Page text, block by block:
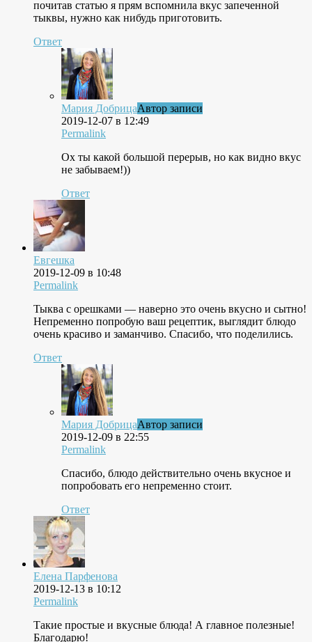
почитав статью я прям вспомнила вкус запеченной
тыквы, нужно как нибудь приготовить.
Ответ
Мария ДобрицаАвтор записи
2019-12-07 в 12:49
Permalink
Ох ты какой большой перерыв, но как видно вкус
не забываем!))
Ответ
Евгешка
2019-12-09 в 10:48
Permalink
Тыква с орешками — наверно это очень вкусно и сытно!
Непременно попробую ваш рецептик, выглядит блюдо
очень красиво и заманчиво. Спасибо, что поделились.
Ответ
Мария ДобрицаАвтор записи
2019-12-09 в 22:55
Permalink
Спасибо, блюдо действительно очень вкусное и
попробовать его непременно стоит.
Ответ
Елена Парфенова
2019-12-13 в 10:12
Permalink
Такие простые и вкусные блюда! А главное полезные!
Благодарю!